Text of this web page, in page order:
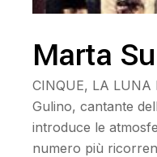
Marta
CINQUE, LA LUNA
Gulino, cantante
introduce le
numero più